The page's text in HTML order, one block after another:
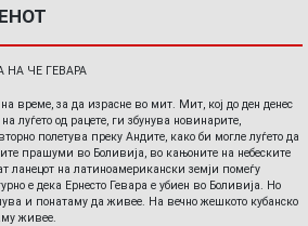
НА ЧЕ ГЕВАРА
на време, за да израсне во мит. Мит, кој до ден денес
луѓето од рацете, ги збунува новинарите,
полетува преку Андите, како би могле луѓето да
прашуми во Боливија, во кањоните на небеските
ланецот на латиноамерикански земји помеѓу
е дека Ернесто Гевара е убиен во Боливија. Но
и понатаму да живее. На вечно жешкото кубанско
живее.